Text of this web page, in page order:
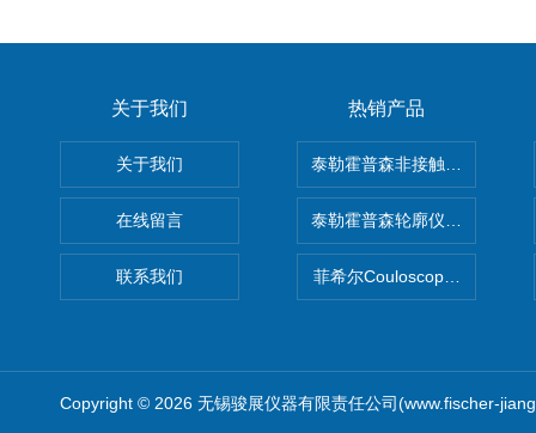
关于我们
关于我们
在线留言
联系我们
热销产品
泰勒霍普森非接触式轮廓仪
泰勒霍普森轮廓仪|TAYLOR
菲希尔Couloscope CMS2电
Copyright © 2026 无锡骏展仪器有限责任公司(www.fischer-